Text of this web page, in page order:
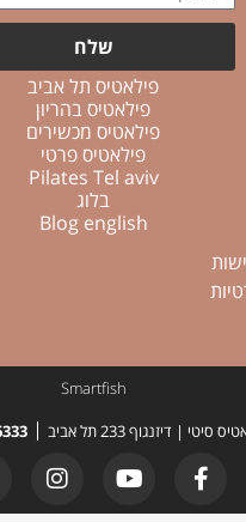
שלח
פילאטיס תל אביב
פילאטיס בהריון
פילאטיס מכשירים
פילאטיס פרטי
Pilates Tel aviv
בלוג
Blog english
סיטי | דיזנגוף 233 תל אביב
Smartfish